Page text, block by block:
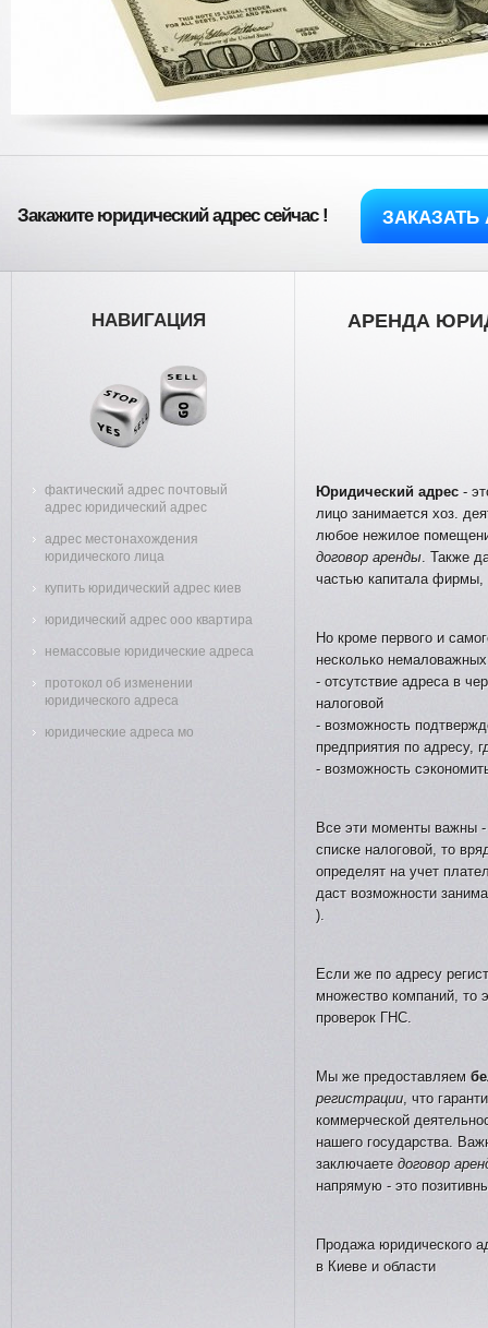
Закажите юридический адрес сейчас ! ЗАКАЗАТЬ
НАВИГАЦИЯ
фактический адрес почтовый
адрес юридический адрес
адрес местонахождения
юридического лица
купить юридический адрес киев
юридический адрес ооо квартира
немассовые юридические адреса
протокол об изменении
юридического адреса
юридические адреса мо
АРЕНДА
Юридический адрес -
лицо занимается хоз.
любое нежилое
договор аренды. Также
частью капитала фирмы,
Но кроме первого и
несколько
- отсутствие адреса в
налоговой
- возможность
предприятия по адресу,
- возможность
Все эти моменты важны
списке налоговой, то
определят на учет
даст возможности
).
Если же по адресу
множество компаний, то
проверок ГНС.
Мы же предоставляем
регистрации, что
коммерческой
нашего государства.
заключаете договор
напрямую - это
Продажа юридического
в Киеве и области